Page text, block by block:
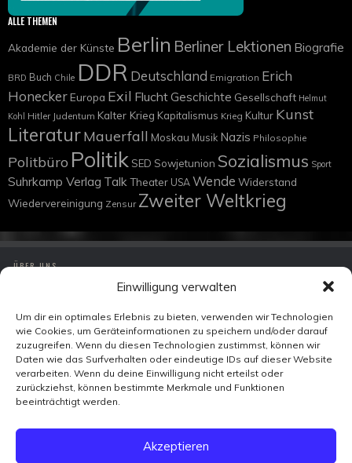
Einwilligung verwalten
Um dir ein optimales Erlebnis zu bieten, verwenden wir Technologien
wie Cookies, um Geräteinformationen zu speichern und/oder darauf
zuzugreifen. Wenn du diesen Technologien zustimmst, können wir
Daten wie das Surfverhalten oder eindeutige IDs auf dieser Website
verarbeiten. Wenn du deine Einwilligung nicht erteilst oder
zurückziehst, können bestimmte Merkmale und Funktionen
beeinträchtigt werden.
Akzeptieren
ALLE THEMEN
Akademie der Künste Berlin Berliner Lektionen Biografie
BRD Buch Chile DDR Deutschland Emigration Erich
Honecker Europa Exil FluchtGeschichte Gesellschaft Helmut
Kohl Hitler Judentum Kalter Krieg Kapitalismus Krieg Kultur Kunst
Literatur Mauerfall Moskau Musik Nazis Philosophie
Politbüro Politik SED Sowjetunion Sozialismus Sport
Suhrkamp Verlag Talk Theater USA Wende Widerstand
Wiedervereinigung Zensur Zweiter Weltkrieg
ÜBER UNS
DATENSCHUTZ
KONTAKT
Zeitzeugen-TV
Ohmstraße 7
10179 Berlin
FACEBOOK